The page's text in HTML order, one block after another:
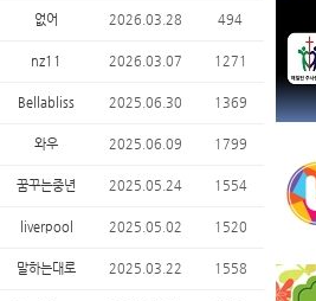
없어 2026.03.28 494
nz11 2026.03.07 1271
Bellabliss 2025.06.30 1369
와우 2025.06.09 1799
꿈꾸는중년 2025.05.24 1554
liverpool 2025.05.02 1520
말하는대로 2025.03.22 1558